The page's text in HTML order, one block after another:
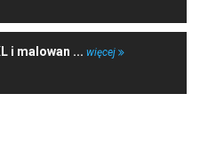
i malowan ... więcej